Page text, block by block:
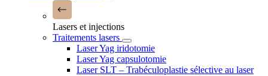
Lasers et injections
Traitements lasers
Laser Yag iridotomie
Laser Yag capsulotomie
Laser SLT – Trabéculoplastie sélective au laser